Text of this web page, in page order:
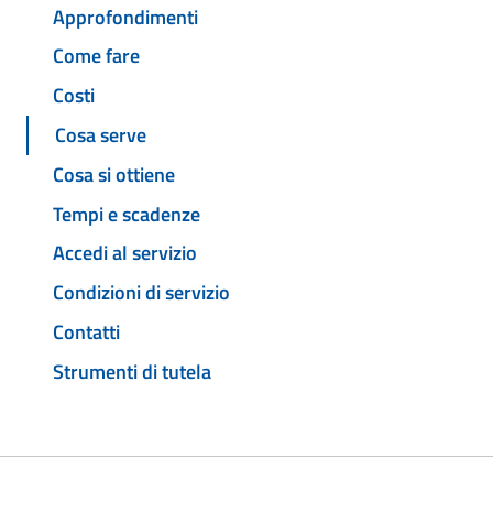
Approfondimenti
Come fare
Costi
Cosa serve
Cosa si ottiene
Tempi e scadenze
Accedi al servizio
Condizioni di servizio
Contatti
Strumenti di tutela